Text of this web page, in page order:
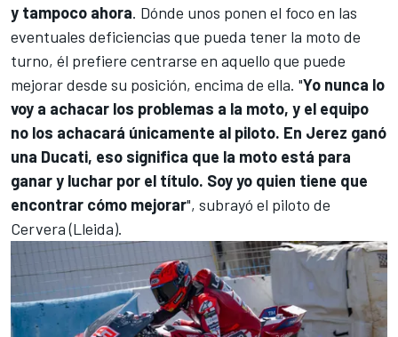
y tampoco ahora. Dónde unos ponen el foco en las
eventuales deficiencias que pueda tener la moto de
turno, él prefiere centrarse en aquello que puede
mejorar desde su posición, encima de ella. "Yo nunca lo
voy a achacar los problemas a la moto, y el equipo
no los achacará únicamente al piloto. En Jerez ganó
una Ducati, eso significa que la moto está para
ganar y luchar por el título. Soy yo quien tiene que
encontrar cómo mejorar", subrayó el piloto de
Cervera (Lleida).